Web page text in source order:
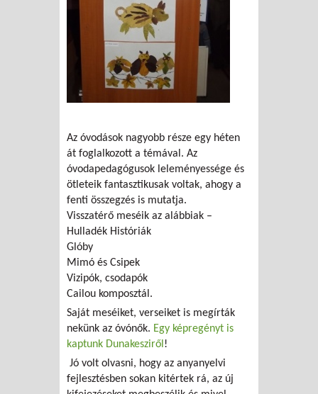
Az óvodások nagyobb része egy héten
át foglalkozott a témával. Az
óvodapedagógusok leleményessége és
ötleteik fantasztikusak voltak, ahogy a
fenti összegzés is mutatja.
Visszatérő meséik az alábbiak –
Hulladék Históriák
Glóby
Mimó és Csipek
Vizipók, csodapók
Cailou komposztál.
Saját meséiket, verseiket is megírták
nekünk az óvónők. Egy képregényt is
kaptunk Dunakesziről!
Jó volt olvasni, hogy az anyanyelvi
fejlesztésben sokan kitértek rá, az új